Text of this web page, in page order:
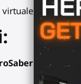
con un
in